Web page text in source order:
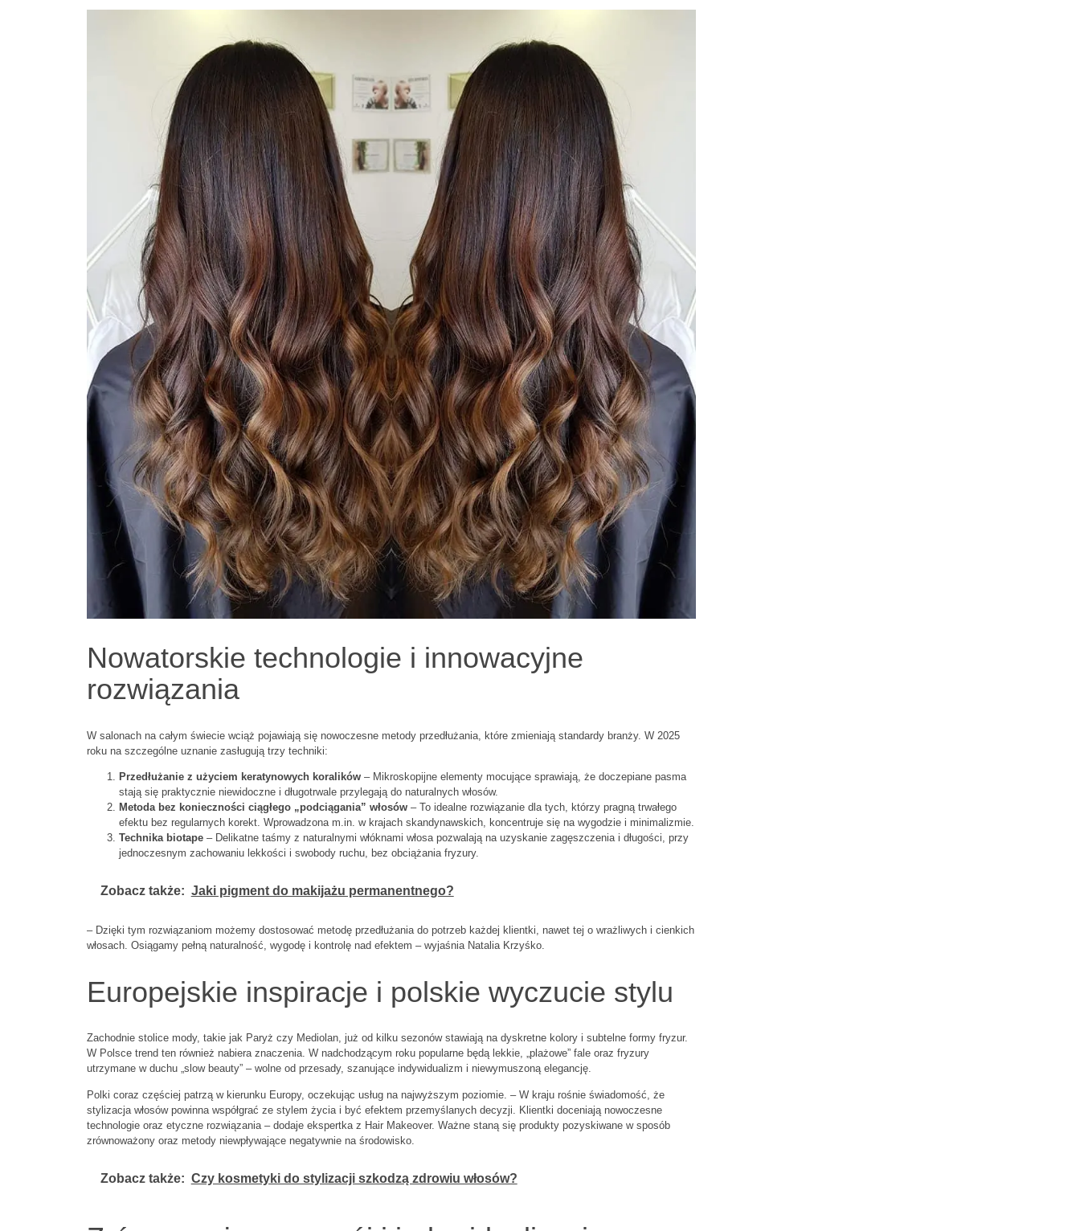
Nowatorskie technologie i innowacyjne
rozwiązania
W salonach na całym świecie wciąż pojawiają się nowoczesne metody przedłużania, które zmieniają standardy branży. W 2025
roku na szczególne uznanie zasługują trzy techniki:
Przedłużanie z użyciem keratynowych koralików– Mikroskopijne elementy mocujące sprawiają, że doczepiane pasma
stają się praktycznie niewidoczne i długotrwale przylegają do naturalnych włosów.
Metoda bez konieczności ciągłego „podciągania” włosów– To idealne rozwiązanie dla tych, którzy pragną trwałego
efektu bez regularnych korekt. Wprowadzona m.in. w krajach skandynawskich, koncentruje się na wygodzie i minimalizmie.
Technika biotape– Delikatne taśmy z naturalnymi włóknami włosa pozwalają na uzyskanie zagęszczenia i długości, przy
jednoczesnym zachowaniu lekkości i swobody ruchu, bez obciążania fryzury.
Zobacz także: Jaki pigment do makijażu permanentnego?
– Dzięki tym rozwiązaniom możemy dostosować metodę przedłużania do potrzeb każdej klientki, nawet tej o wrażliwych i cienkich
włosach. Osiągamy pełną naturalność, wygodę i kontrolę nad efektem – wyjaśnia Natalia Krzyśko.
Europejskie inspiracje i polskie wyczucie stylu
Zachodnie stolice mody, takie jak Paryż czy Mediolan, już od kilku sezonów stawiają na dyskretne kolory i subtelne formy fryzur.
W Polsce trend ten również nabiera znaczenia. W nadchodzącym roku popularne będą lekkie, „plażowe” fale oraz fryzury
utrzymane w duchu „slow beauty” – wolne od przesady, szanujące indywidualizm i niewymuszoną elegancję.
Polki coraz częściej patrzą w kierunku Europy, oczekując usług na najwyższym poziomie. – W kraju rośnie świadomość, że
stylizacja włosów powinna współgrać ze stylem życia i być efektem przemyślanych decyzji. Klientki doceniają nowoczesne
technologie oraz etyczne rozwiązania – dodaje ekspertka z Hair Makeover. Ważne staną się produkty pozyskiwane w sposób
zrównoważony oraz metody niewpływające negatywnie na środowisko.
Zobacz także: Czy kosmetyki do stylizacji szkodzą zdrowiu włosów?